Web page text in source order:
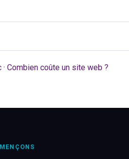
· Combien coûte un site web ?